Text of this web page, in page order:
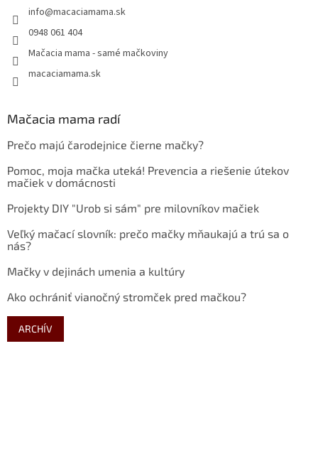
info@macaciamama.sk
0948 061 404
Mačacia mama - samé mačkoviny
macaciamama.sk
Mačacia mama radí
Prečo majú čarodejnice čierne mačky?
Pomoc, moja mačka uteká! Prevencia a riešenie útekov
mačiek v domácnosti
Projekty DIY "Urob si sám" pre milovníkov mačiek
Veľký mačací slovník: prečo mačky mňaukajú a trú sa o
nás?
Mačky v dejinách umenia a kultúry
Ako ochrániť vianočný stromček pred mačkou?
ARCHÍV